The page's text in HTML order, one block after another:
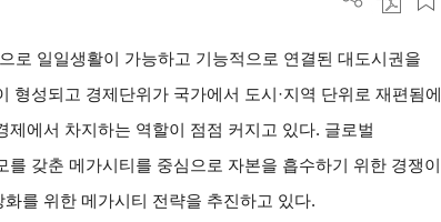
로 일일생활이 가능하고 기능적으로 연결된 대도시권을
형성되고 경제단위가 국가에서 도시·지역 단위로 재편됨에
에서 차지하는 역할이 점점 커지고 있다. 글로벌
갖춘 메가시티를 중심으로 자본을 흡수하기 위한 경쟁이
를 위한 메가시티 전략을 추진하고 있다.